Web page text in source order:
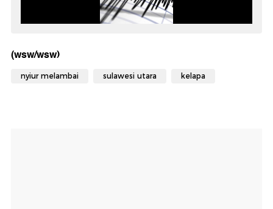
(wsw/wsw)
nyiur melambai sulawesi utara kelapa